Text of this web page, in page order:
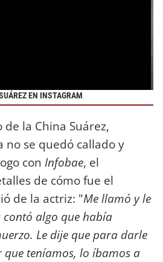
EN INSTAGRAM
la China Suárez,
no se quedó callado y
con Infobae, el
de cómo fue el
de la actriz: "Me llamó y le
algo que había
Le dije que para darle
teníamos, lo íbamos a